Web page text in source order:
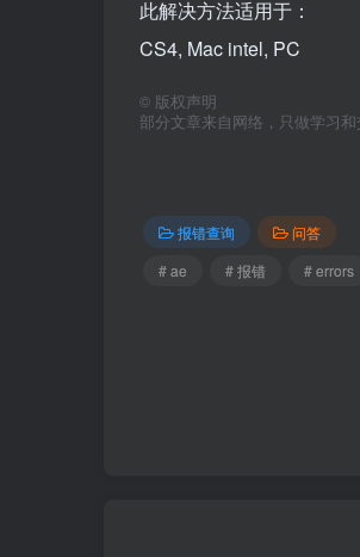
此解决方法适用于：
CS4, Mac intel, PC
© 版权声明
部分文章来自网络，只做学习和
报错查询
问答
# ae
# 报错 # errors